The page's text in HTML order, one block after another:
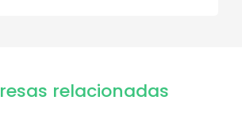
relacionadas